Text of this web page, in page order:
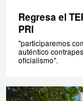
Regresa el
PRI
"participaremos
auténtico
oficialismo".